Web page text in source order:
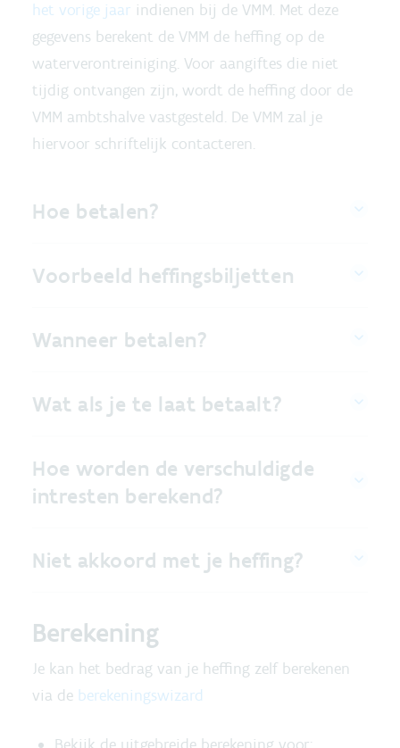
het vorige jaar indienen bij de VMM. Met deze
gegevens berekent de VMM de heffing op de
waterverontreiniging. Voor aangiftes die niet
tijdig ontvangen zijn, wordt de heffing door de
VMM ambtshalve vastgesteld. De VMM zal je
hiervoor schriftelijk contacteren.
Hoe betalen?
Voorbeeld heffingsbiljetten
Wanneer betalen?
Wat als je te laat betaalt?
Hoe worden de verschuldigde
intresten berekend?
Niet akkoord met je heffing?
Berekening
Je kan het bedrag van je heffing zelf berekenen
via de berekeningswizard